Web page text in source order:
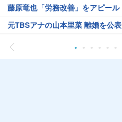
藤原竜也「労務改善」をアピール
元TBSアナの山本里菜 離婚を公表